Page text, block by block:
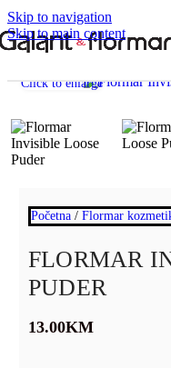
Skip to navigation
Skip to main content
Click to enlarge
Početna / Flormar
FLORMAR
PUDER
13.00KM